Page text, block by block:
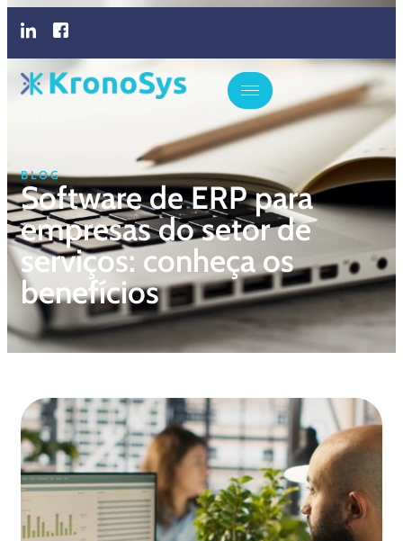
BLOG
Software de ERP para
empresas do setor de
serviços: conheça os
benefícios